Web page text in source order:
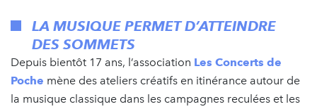
LA MUSIQUE PERMET D’ATTEINDRE
DES SOMMETS
Depuis bientôt 17 ans, l’association Les Concerts de
Poche mène des ateliers créatifs en itinérance autour de
la musique classique dans les campagnes reculées et les